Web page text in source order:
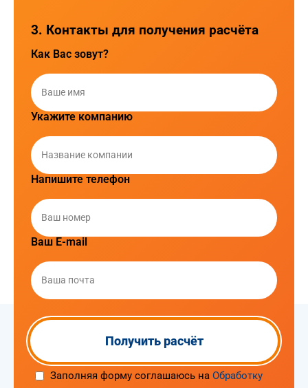
3. Контакты для получения расчёта
Как Вас зовут?
Укажите компанию
Напишите телефон
Ваш E-mail
Заполняя форму соглашаюсь на Обработку